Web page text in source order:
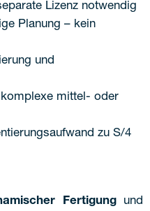
Lizenz notwendig
Planung – kein
und
mittel- oder
zu S/4
Fertigungund